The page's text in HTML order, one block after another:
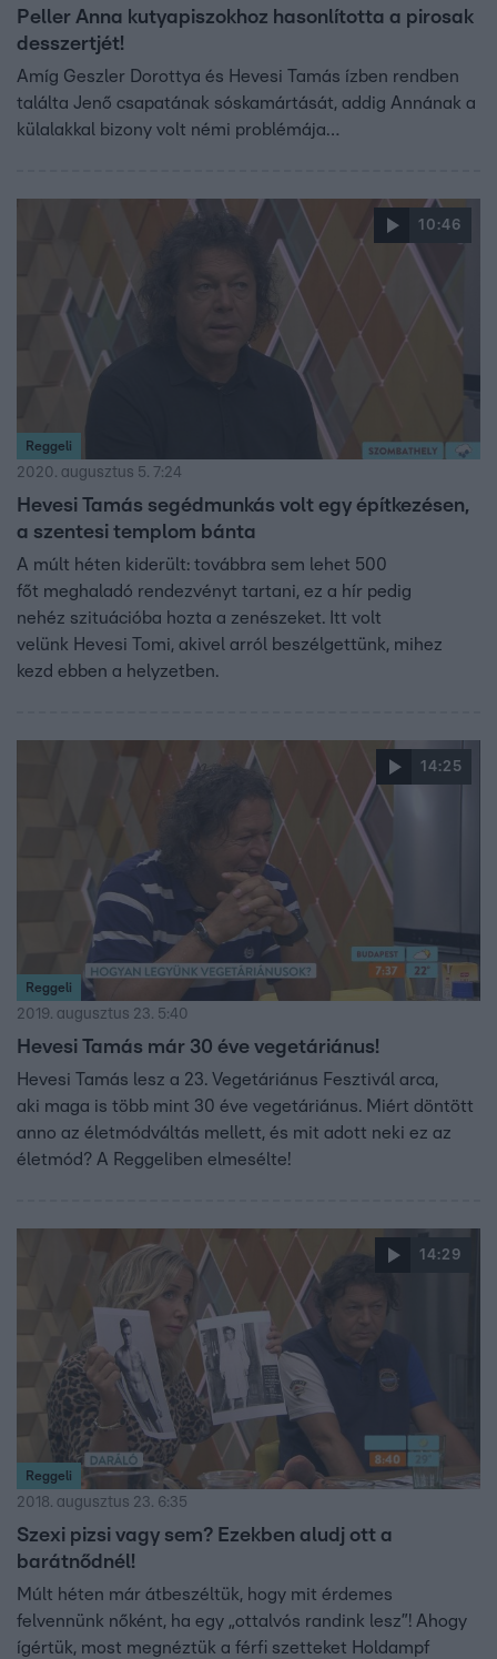
Peller Anna kutyapiszokhoz hasonlította a pirosak
desszertjét!
Amíg Geszler Dorottya és Hevesi Tamás ízben rendben
találta Jenő csapatának sóskamártását, addig Annának a
külalakkal bizony volt némi problémája…
10:46
Reggeli
2020. augusztus 5. 7:24
Hevesi Tamás segédmunkás volt egy építkezésen,
a szentesi templom bánta
A múlt héten kiderült: továbbra sem lehet 500
főt meghaladó rendezvényt tartani, ez a hír pedig
nehéz szituációba hozta a zenészeket. Itt volt
velünk Hevesi Tomi, akivel arról beszélgettünk, mihez
kezd ebben a helyzetben.
14:25
Reggeli
2019. augusztus 23. 5:40
Hevesi Tamás már 30 éve vegetáriánus!
Hevesi Tamás lesz a 23. Vegetáriánus Fesztivál arca,
aki maga is több mint 30 éve vegetáriánus. Miért döntött
anno az életmódváltás mellett, és mit adott neki ez az
életmód? A Reggeliben elmesélte!
14:29
Reggeli
2018. augusztus 23. 6:35
Szexi pizsi vagy sem? Ezekben aludj ott a
barátnődnél!
Múlt héten már átbeszéltük, hogy mit érdemes
felvennünk nőként, ha egy „ottalvós randink lesz”! Ahogy
ígértük, most megnéztük a férfi szetteket Holdampf